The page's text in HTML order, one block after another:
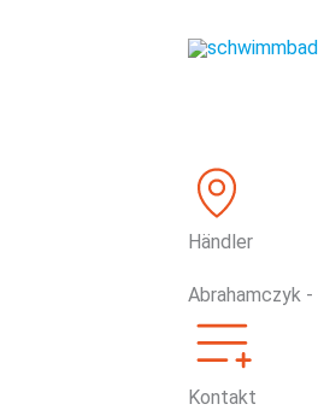
Händler
Abrahamczyk
Kontakt